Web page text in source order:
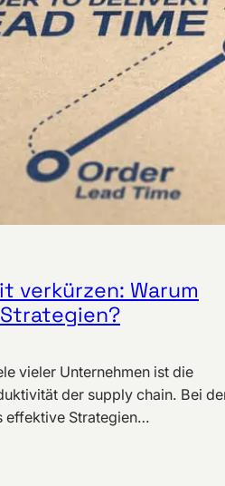
verkürzen: Warum
vieler Unternehmen ist die
der supply chain. Bei
effektive Strategien…